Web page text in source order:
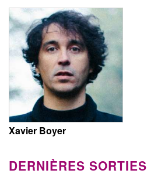
Xavier Boyer
DERNIÈRES SORTIES